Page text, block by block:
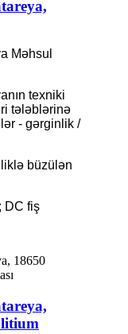
Məhsul
texniki
tələblərinə
- gərginlik /
büzülən
DC fiş